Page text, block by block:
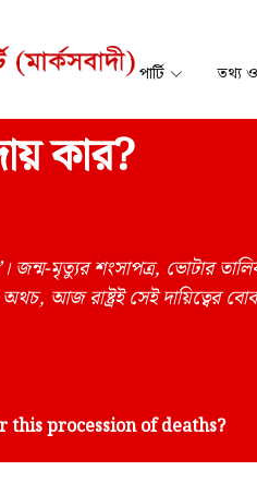
পার্টি তথ্য
কার?
জন্ম-মৃত্যুর শংসাপত্র, ভোটার
অথচ, আজ রাষ্ট্রই সেই দায়িত্বের
this procession of deaths?